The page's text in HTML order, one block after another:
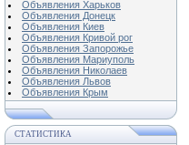
Объявления Харьков
Объявления Донецк
Объявления Киев
Объявления Кривой рог
Объявления Запорожье
Объявления Мариуполь
Объявления Николаев
Объявления Львов
Объявления Крым
СТАТИСТИКА